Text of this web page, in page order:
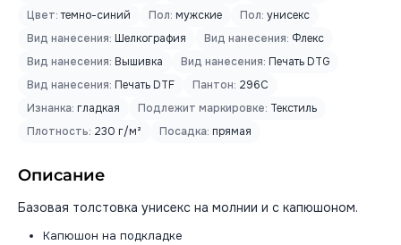
Цвет:темно-синий Пол: мужские Пол: унисекс
Вид нанесения: Шелкография Вид нанесения: Флекс
Вид нанесения: Вышивка Вид нанесения: Печать DTG
Вид нанесения: Печать DTF Пантон: 296C
Изнанка: гладкая Подлежит маркировке: Текстиль
Плотность: 230 г/м² Посадка: прямая
Описание
Базовая толстовка унисекс на молнии и с капюшоном.
Капюшон на подкладке